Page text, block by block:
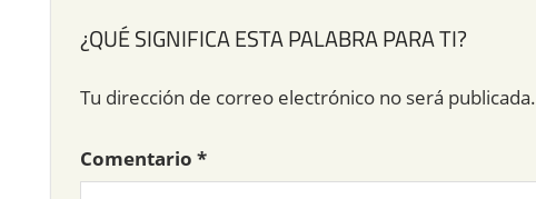
¿QUÉ SIGNIFICA ESTA PALABRA PARA TI?
Tu dirección de correo electrónico no será publicada.
Comentario *